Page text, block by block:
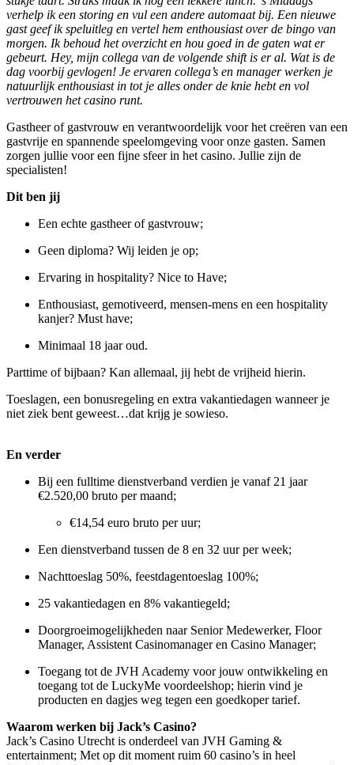
verhelp ik een storing en vul een andere automaat bij. Een nieuwe
gast geef ik speluitleg en vertel hem enthousiast over de bingo van
morgen. Ik behoud het overzicht en hou goed in de gaten wat er
gebeurt. Hey, mijn collega van de volgende shift is er al. Wat is de
dag voorbij gevlogen! Je ervaren collega’s en manager werken je
natuurlijk enthousiast in tot je alles onder de knie hebt en vol
vertrouwen het casino runt.
Gastheer of gastvrouw en verantwoordelijk voor het creëren van een
gastvrije en spannende speelomgeving voor onze gasten. Samen
zorgen jullie voor een fijne sfeer in het casino. Jullie zijn de
specialisten!
Dit ben jij
Een echte gastheer of gastvrouw;
Geen diploma? Wij leiden je op;
Ervaring in hospitality? Nice to Have;
Enthousiast, gemotiveerd, mensen-mens en een hospitality
kanjer? Must have;
Minimaal 18 jaar oud.
Parttime of bijbaan? Kan allemaal, jij hebt de vrijheid hierin.
Toeslagen, een bonusregeling en extra vakantiedagen wanneer je
niet ziek bent geweest…dat krijg je sowieso.
En verder
Bij een fulltime dienstverband verdien je vanaf 21 jaar
€2.520,00 bruto per maand;
€14,54 euro bruto per uur;
Een dienstverband tussen de 8 en 32 uur per week;
Nachttoeslag 50%, feestdagentoeslag 100%;
25 vakantiedagen en 8% vakantiegeld;
Doorgroeimogelijkheden naar Senior Medewerker, Floor
Manager, Assistent Casinomanager en Casino Manager;
Toegang tot de JVH Academy voor jouw ontwikkeling en
toegang tot de LuckyMe voordeelshop; hierin vind je
producten en dagjes weg tegen een goedkoper tarief.
Waarom werken bij Jack’s Casino?
Jack’s Casino Utrecht is onderdeel van JVH Gaming &
entertainment; Met op dit moment ruim 60 casino’s in heel